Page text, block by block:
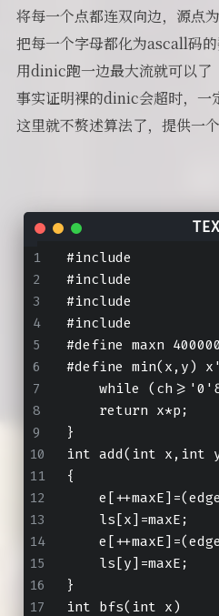
将每一个点都连双向边，源
把每一个字母都化为ascall码
用dinic跑一边最大流就可以了
事实证明裸的dinic会超时，一
这里就不赘述算法了，提供一
#include
#include
#include
#include
#define maxn 400000
#define min(x,y) x
while
    return x*p;
}
int add(int x,int
{
    ls[x]=maxE;
    ls[y]=maxE;
}
int bfs(int x)